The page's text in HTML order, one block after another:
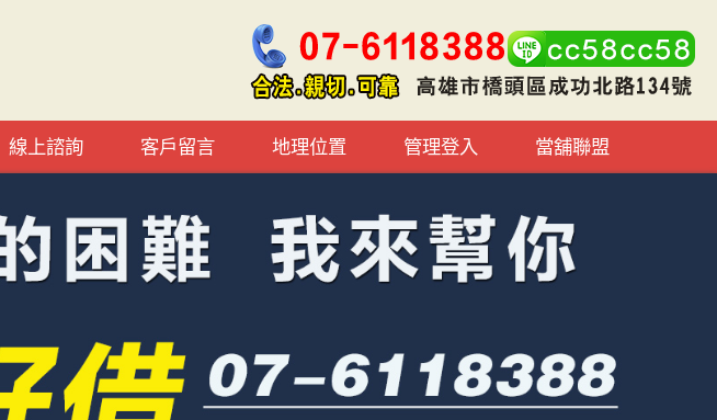
線上諮詢 客戶留言 地理位置 管理登入 當舖聯盟